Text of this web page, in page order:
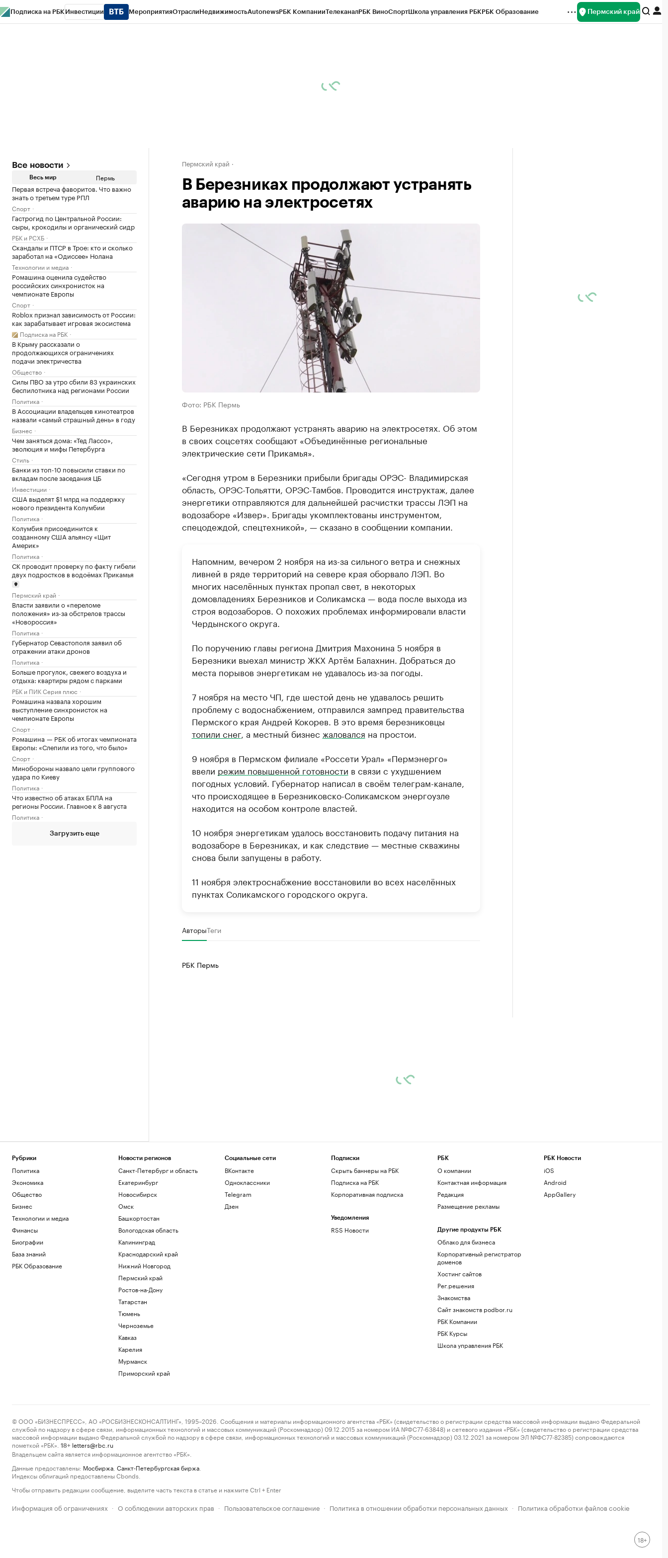
Подписка на РБК Инвестиции МероприятияОтраслиНедвижимостьAutonewsРБК КомпанииТелеканалРБК ВиноСпортШкола управления РБКРБК Образование Пермский край
Все новости
Весь мир Пермь
Первая встреча фаворитов. Что важно
знать о третьем туре РПЛ
Спорт
Гастрогид по Центральной России:
сыры, крокодилы и органический сидр
РБК и РСХБ
Скандалы и ПТСР в Трое: кто и сколько
заработал на «Одиссее» Нолана
Технологии и медиа
Ромашина оценила судейство
российских синхронисток на
чемпионате Европы
Спорт
Roblox признал зависимость от России:
как зарабатывает игровая экосистема
Подписка на РБК
В Крыму рассказали о
продолжающихся ограничениях
подачи электричества
Общество
Силы ПВО за утро сбили 83 украинских
беспилотника над регионами России
Политика
В Ассоциации владельцев кинотеатров
назвали «самый страшный день» в году
Бизнес
Чем заняться дома: «Тед Лассо»,
эволюция и мифы Петербурга
Стиль
Банки из топ-10 повысили ставки по
вкладам после заседания ЦБ
Инвестиции
США выделят $1 млрд на поддержку
нового президента Колумбии
Политика
Колумбия присоединится к
созданному США альянсу «Щит
Америк»
Политика
СК проводит проверку по факту гибели
двух подростков в водоёмах Прикамья
Пермский край
Власти заявили о «переломе
положения» из-за обстрелов трассы
«Новороссия»
Политика
Губернатор Севастополя заявил об
отражении атаки дронов
Политика
Больше прогулок, свежего воздуха и
отдыха: квартиры рядом с парками
РБК и ПИК Серия плюс
Ромашина назвала хорошим
выступление синхронисток на
чемпионате Европы
Спорт
Ромашина — РБК об итогах чемпионата
Европы: «Слепили из того, что было»
Спорт
Минобороны назвало цели группового
удара по Киеву
Политика
Что известно об атаках БПЛА на
регионы России. Главное к 8 августа
Политика
Загрузить еще
Пермский край
В Березниках продолжают устранять
аварию на электросетях
Фото: РБК Пермь
В Березниках продолжают устранять аварию на электросетях. Об этом
в своих соцсетях сообщают «Объединённые региональные
электрические сети Прикамья».
«Сегодня утром в Березники прибыли бригады ОРЭС- Владимирская
область, ОРЭС-Тольятти, ОРЭС-Тамбов. Проводится инструктаж, далее
энергетики отправляются для дальнейшей расчистки трассы ЛЭП на
водозаборе «Извер». Бригады укомплектованы инструментом,
спецодеждой, спецтехникой», — сказано в сообщении компании.
Напомним, вечером 2 ноября на из-за сильного ветра и снежных
ливней в ряде территорий на севере края оборвало ЛЭП. Во
многих населённых пунктах пропал свет, в некоторых
домовладениях Березников и Соликамска — вода после выхода из
строя водозаборов. О похожих проблемах информировали власти
Чердынского округа.
По поручению главы региона Дмитрия Махонина 5 ноября в
Березники выехал министр ЖКХ Артём Балахнин. Добраться до
места порывов энергетикам не удавалось из-за погоды.
7 ноября на место ЧП, где шестой день не удавалось решить
проблему с водоснабжением, отправился зампред правительства
Пермского края Андрей Кокорев. В это время березниковцы
топили снег, а местный бизнес жаловался на простои.
9 ноября в Пермском филиале «Россети Урал» «Пермэнерго»
ввели режим повышенной готовности в связи с ухудшением
погодных условий. Губернатор написал в своём телеграм-канале,
что происходящее в Березниковско-Соликамском энергоузле
находится на особом контроле властей.
10 ноября энергетикам удалось восстановить подачу питания на
водозаборе в Березниках, и как следствие — местные скважины
снова были запущены в работу.
11 ноября электроснабжение восстановили во всех населённых
пунктах Соликамского городского округа.
АвторыТеги
РБК Пермь
Рубрики
Политика
Экономика
Общество
Бизнес
Технологии и медиа
Финансы
Биографии
База знаний
РБК Образование
Новости регионов
Санкт-Петербург и область
Екатеринбург
Новосибирск
Омск
Башкортостан
Вологодская область
Калининград
Краснодарский край
Нижний Новгород
Пермский край
Ростов-на-Дону
Татарстан
Тюмень
Черноземье
Кавказ
Карелия
Мурманск
Приморский край
Социальные сети
ВКонтакте
Одноклассники
Telegram
Дзен
Подписки
Скрыть баннеры на РБК
Подписка на РБК
Корпоративная подписка
Уведомления
RSS Новости
РБК
О компании
Контактная информация
Редакция
Размещение рекламы
Другие продукты РБК
Облако для бизнеса
Корпоративный регистратор
доменов
Хостинг сайтов
Рег.решения
Знакомства
Сайт знакомств podbor.ru
РБК Компании
РБК Курсы
Школа управления РБК
РБК Новости
iOS
Android
AppGallery
© ООО «БИЗНЕСПРЕСС», АО «РОСБИЗНЕСКОНСАЛТИНГ», 1995–2026. Сообщения и материалы информационного агентства «РБК» (свидетельство о регистрации средства массовой информации выдано Федеральной
службой по надзору в сфере связи, информационных технологий и массовых коммуникаций (Роскомнадзор) 09.12.2015 за номером ИА №ФС77-63848) и сетевого издания «РБК» (свидетельство о регистрации средства
массовой информации выдано Федеральной службой по надзору в сфере связи, информационных технологий и массовых коммуникаций (Роскомнадзор) 03.12.2021 за номером ЭЛ №ФС77-82385) сопровождаются
пометкой «РБК».
18+ letters@rbc.ru
Владельцем сайта является информационное агентство «РБК».
Данные предоставлены: Мосбиржа Санкт-Петербургская биржа
Индексы облигаций предоставлены Cbonds.
Чтобы отправить редакции сообщение, выделите часть текста в статье и нажмите Ctrl + Enter
Информация об ограничениях · О соблюдении авторских прав · Пользовательское соглашение · Политика в отношении обработки персональных данных · Политика обработки файлов cookie
18+